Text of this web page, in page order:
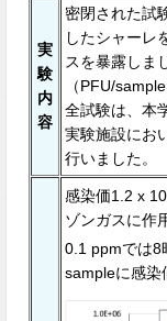
実
験
内
容
密閉された試
したシャーレ
スを暴露しま
（PFU/
全試験は、本
実験施設にお
⾏いました。
感染価1.2 x 10
ゾンガスに作
0.1 ppmでは8
sampleに感染